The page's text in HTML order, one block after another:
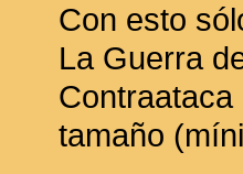
Con esto
La Guerra
Contraataca
tamaño